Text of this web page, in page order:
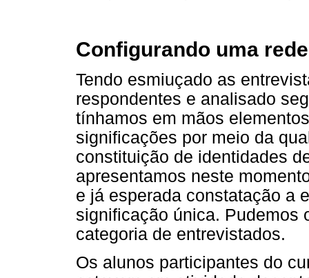
Configurando uma
Tendo esmiuçado as
respondentes e analisado
tínhamos em mãos
significações por meio da
constituição de identidades
apresentamos neste
e já esperada constatação a
significação única. Pudemos
categoria de entrevistados.
Os alunos participantes do